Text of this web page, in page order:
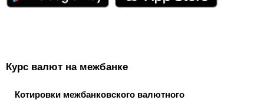
Курс валют на межбанке
Котировки межбанковского валютного